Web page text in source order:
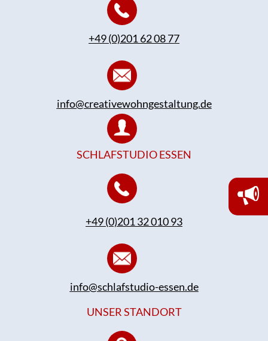
+49 (0)201 62 08 77
info@creativewohngestaltung.de
SCHLAFSTUDIO ESSEN
+49 (0)201 32 010 93
info@schlafstudio-essen.de
UNSER STANDORT